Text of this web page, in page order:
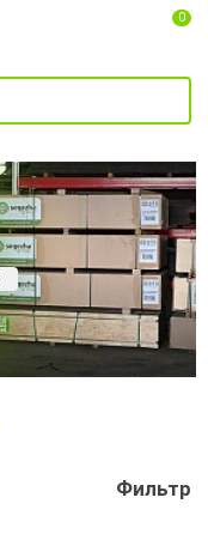
0
Фильтр